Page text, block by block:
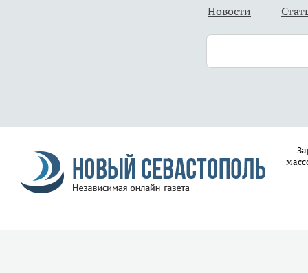
Новости